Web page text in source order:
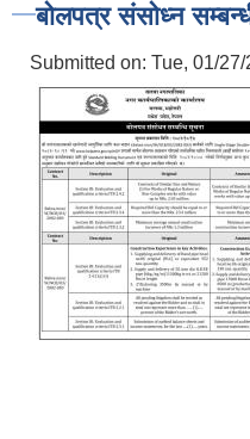
बोलपत्र संसोध्न
Submitted on: Tue, 01/